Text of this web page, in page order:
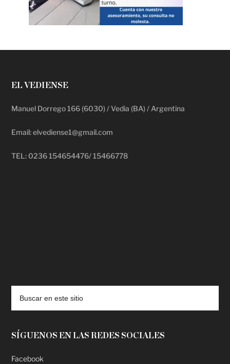
EL VEDIENSE
Manuel Dorrego 166 (6030) / Vedia (BA) / Argentina
Email: elvediense1@gmail.com
TEL: 0236 154654476/ 15466778
SÍGUENOS EN LAS REDES SOCIALES
Facebook